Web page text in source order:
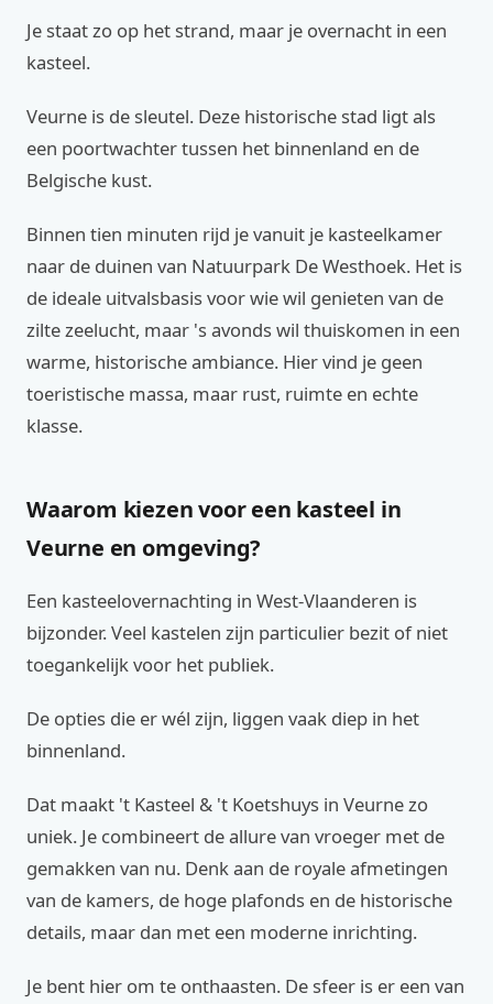
Je staat zo op het strand, maar je overnacht in een
kasteel.
Veurne is de sleutel. Deze historische stad ligt als
een poortwachter tussen het binnenland en de
Belgische kust.
Binnen tien minuten rijd je vanuit je kasteelkamer
naar de duinen van Natuurpark De Westhoek. Het is
de ideale uitvalsbasis voor wie wil genieten van de
zilte zeelucht, maar 's avonds wil thuiskomen in een
warme, historische ambiance. Hier vind je geen
toeristische massa, maar rust, ruimte en echte
klasse.
Waarom kiezen voor een kasteel in
Veurne en omgeving?
Een kasteelovernachting in West-Vlaanderen is
bijzonder. Veel kastelen zijn particulier bezit of niet
toegankelijk voor het publiek.
De opties die er wél zijn, liggen vaak diep in het
binnenland.
Dat maakt 't Kasteel & 't Koetshuys in Veurne zo
uniek. Je combineert de allure van vroeger met de
gemakken van nu. Denk aan de royale afmetingen
van de kamers, de hoge plafonds en de historische
details, maar dan met een moderne inrichting.
Je bent hier om te onthaasten. De sfeer is er een van